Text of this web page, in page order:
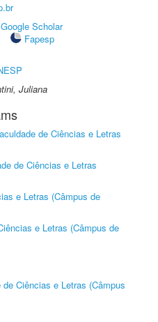
Google Scholar
Fapesp
Juliana
de Ciências e Letras
de Ciências e Letras
e Letras (Câmpus de
e Letras (Câmpus de
de Ciências e Letras (Câmpus